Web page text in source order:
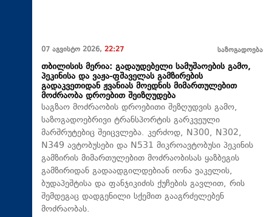
07 აგვისტო 2026, 22:27 საზოგადოება
თბილისის მერია: გადაუდებელი სამუშაოების გამო,
პეკინისა და ვაჟა-ფშაველას გამზირების
გადაკვეთიდან ჟვანიას მოედნის მიმართულებით
მოძრაობა დროებით შეიზღუდება
საგზაო მოძრაობის დროებითი შეზღუდვის გამო,
საზოგადოებრივი ტრანსპორტის გარკვეული
მარშრუტებიც შეიცვლება. კერძოდ, N300, N302,
N349 ავტობუსები და N531 მიკროავტობუსი პეკინის
გამზირის მიმართულებით მოძრაობისას ყაზბეგის
გამზირიდან გადაადგილდებიან იონა ვაკელის,
ბუდაპეშტისა და ფანჯიკიძის ქუჩების გავლით, რის
შემდეგაც დადგენილი სქემით გააგრძელებენ
მოძრაობას.